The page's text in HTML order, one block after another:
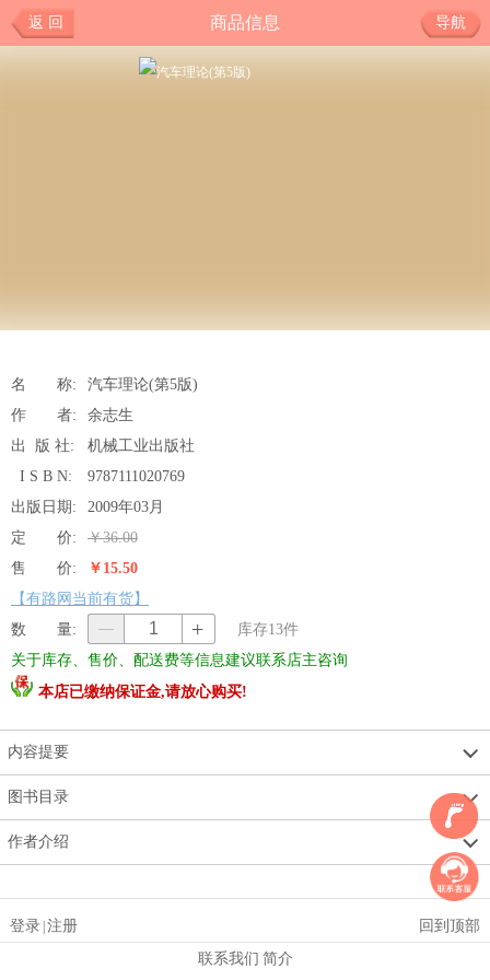
返 回 商品信息 导航
名 称:
汽车理论(第5版)
作 者:
余志生
出 版 社:
机械工业出版社
I S B N:
9787111020769
出版日期:
2009年03月
定 价:
￥36.00
售 价:
￥15.50
【有路网当前有货】
数 量:
— + 库存13件
关于库存、售价、配送费等信息建议联系店主咨询
本店已缴纳保证金,请放心购买!
内容提要
图书目录
作者介绍
登录 注册
回到顶部
联系我们 简介